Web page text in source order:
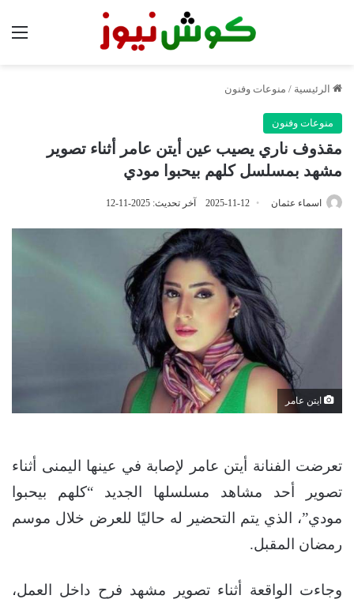
الرئيسية / منوعات وفنون
منوعات وفنون
مقذوف ناري يصيب عين أيتن عامر أثناء تصوير
مشهد بمسلسل كلهم بيحبوا مودي
اسماء عثمان 2025-11-12 آخر تحديث: 2025-11-12
ايتن عامر
تعرضت الفنانة أيتن عامر لإصابة في عينها اليمنى أثناء
تصوير أحد مشاهد مسلسلها الجديد “كلهم بيحبوا
مودي”، الذي يتم التحضير له حاليًا للعرض خلال موسم
رمضان المقبل.
وجاءت الواقعة أثناء تصوير مشهد فرح داخل العمل،